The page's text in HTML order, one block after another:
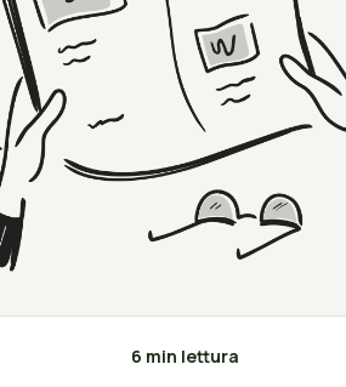
6 min lettura